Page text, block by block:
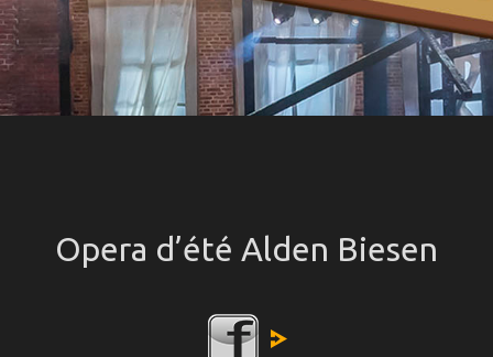
Opera d’été Alden Biesen